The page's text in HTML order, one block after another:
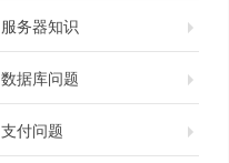
服务器知识
数据库问题
支付问题